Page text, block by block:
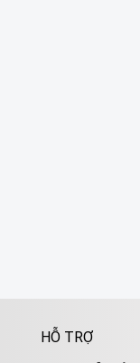
HỖ TRỢ